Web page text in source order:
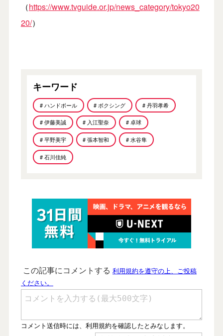
（https://www.tvguide.or.jp/news_category/tokyo20
20/）
キーワード
# ハンドボール # ボクシング # 丹羽孝希
# 伊藤美誠 # 入江聖奈 # 卓球
# 平野美宇 # 張本智和 # 水谷隼
# 石川佳純